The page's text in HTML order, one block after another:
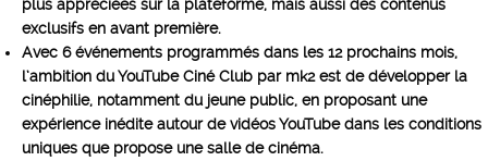
plus appréciées sur la plateforme, mais aussi des contenus
exclusifs en avant première.
Avec 6 événements programmés dans les 12 prochains mois,
l’ambition du YouTube Ciné Club par mk2 est de développer la
cinéphilie, notamment du jeune public, en proposant une
expérience inédite autour de vidéos YouTube dans les conditions
uniques que propose une salle de cinéma.